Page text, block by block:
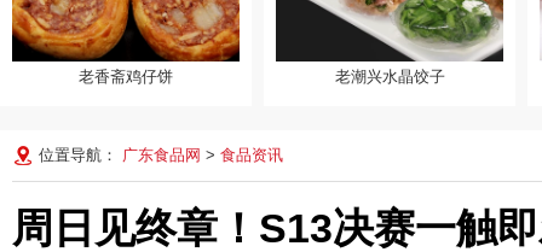
老香斋鸡仔饼老香斋鸡仔饼 老潮兴水晶饺子
老潮兴水晶饺子
位置导航： 广东食品网 > 食品资讯
周日见终章！S13决赛一触